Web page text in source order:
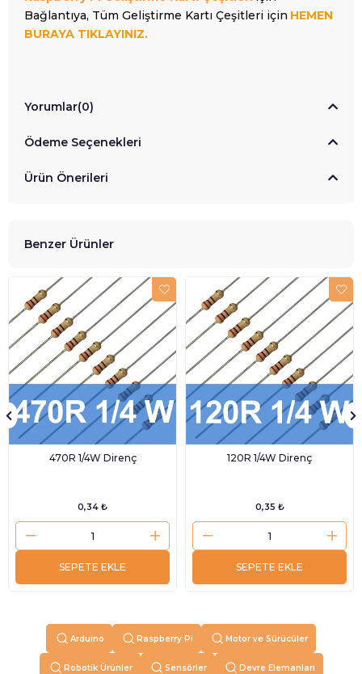
Bağlantıya, Tüm Geliştirme Kartı Çeşitleri için HEMEN
BURAYA TIKLAYINIZ.
Yorumlar(0)
Ödeme Seçenekleri
Ürün Önerileri
Benzer Ürünler
470R 1/4W Direnç
0,34 ₺
SEPETE EKLE
120R 1/4W Direnç
0,35 ₺
SEPETE EKLE
Arduino Raspberry Pi Motor ve Sürücüler
Robotik Ürünler Sensörler Devre Elemanları